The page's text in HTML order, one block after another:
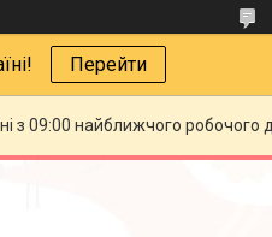
Перейти
з 09:00 найближчого робочого